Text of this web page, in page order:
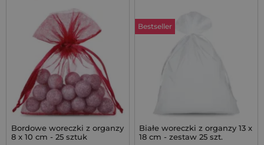
Bordowe woreczki z organzy
8 x 10 cm - 25 sztuk
Bestseller
Białe woreczki z organzy 13 x
18 cm - zestaw 25 szt.